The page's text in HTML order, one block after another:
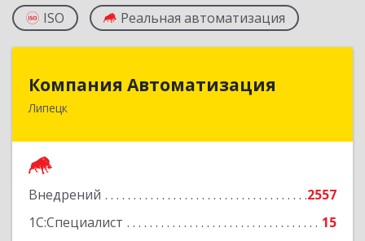
ISO Реальная автоматизация
Компания Автоматизация
Липецк
Внедрений
2557
1С:Специалист
15
398001, Липецкая обл, Липецк г, Победы пл,